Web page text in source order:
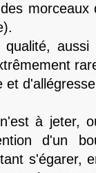
qualité,
et
à jeter,
d'un
s'égarer,